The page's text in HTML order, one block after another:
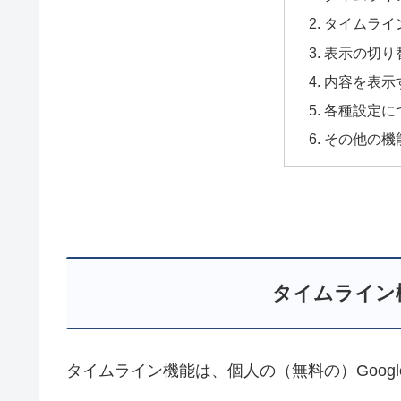
タイムライ
表示の切り
内容を表示
各種設定に
その他の機
タイムライ
タイムライン機能は、個人の（無料の）